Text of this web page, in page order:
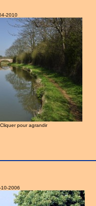
2010
pour agrandir
10-2006